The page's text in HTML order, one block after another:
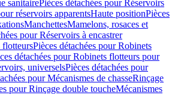
sanitairePièces détachées pour Réservoirs
réservoirs apparentsHaute positionPièces
ManchettesMamelons, rosaces et
pour Réservoirs à encastrer
flotteursPièces détachées pour Robinets
détachées pour Robinets flotteurs pour
universelsPièces détachées pour
pour Mécanismes de chasseRinçage
pour Rinçage double toucheMécanismes